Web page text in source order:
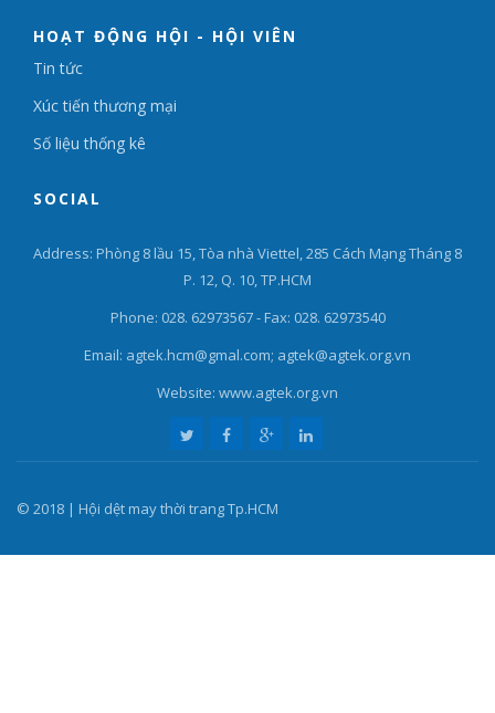
HOẠT ĐỘNG HỘI - HỘI VIÊN
Tin tức
Xúc tiến thương mại
Số liệu thống kê
SOCIAL
Address: Phòng 8 lầu 15, Tòa nhà Viettel, 285 Cách Mạng Tháng 8
P. 12, Q. 10, TP.HCM
Phone: 028. 62973567 - Fax: 028. 62973540
Email: agtek.hcm@gmal.com; agtek@agtek.org.vn
Website: www.agtek.org.vn
© 2018 | Hội dệt may thời trang Tp.HCM